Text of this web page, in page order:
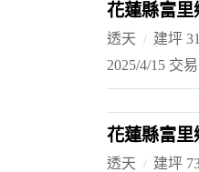
花蓮縣富里
透天 建坪
2025/4/15 交易
花蓮縣富里
透天 建坪